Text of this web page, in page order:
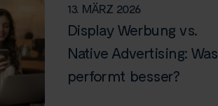
13. MÄRZ 2026
Display Werbung vs.
Native Advertising: Was
performt besser?